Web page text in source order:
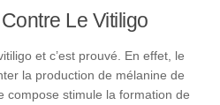
Le Vitiligo
et c’est prouvé. En effet, le
la production de mélanine de
compose stimule la formation de